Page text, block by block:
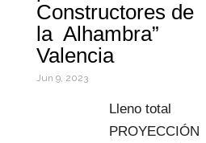
s
t
r
e
a
r
Constructores de
la Alhambra”
Valencia
Jun 9, 2023
Lleno total
PROYECCIÓN